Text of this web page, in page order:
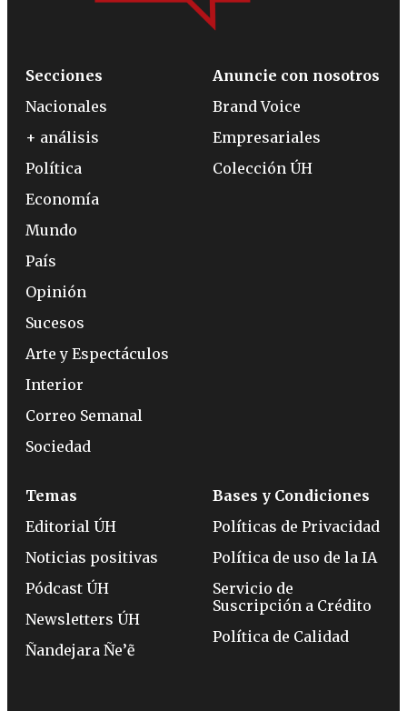
Secciones
Nacionales
+ análisis
Política
Economía
Mundo
País
Opinión
Sucesos
Arte y Espectáculos
Interior
Correo Semanal
Sociedad
Anuncie con nosotros
Brand Voice
Empresariales
Colección ÚH
Temas
Editorial ÚH
Noticias positivas
Pódcast ÚH
Newsletters ÚH
Ñandejara Ñe’ẽ
Bases y Condiciones
Políticas de Privacidad
Política de uso de la IA
Servicio de
Suscripción a Crédito
Política de Calidad